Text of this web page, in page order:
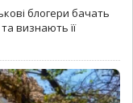
блогери бачать
визнають її